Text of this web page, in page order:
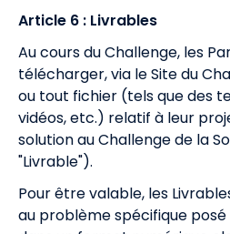
Article 6 : Livrables
Au cours du Challenge, les
télécharger, via le Site du
ou tout fichier (tels que des
vidéos, etc.) relatif à leur
solution au Challenge de la
"Livrable").
Pour être valable, les
au problème spécifique